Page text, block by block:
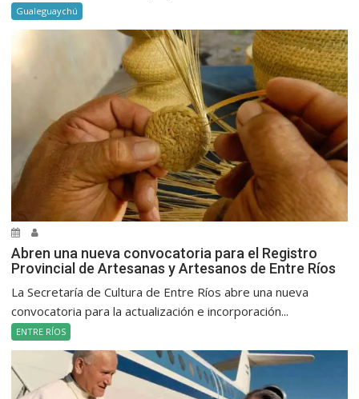
Gualeguaychú
Abren una nueva convocatoria para el Registro
Provincial de Artesanas y Artesanos de Entre Ríos
La Secretaría de Cultura de Entre Ríos abre una nueva
convocatoria para la actualización e incorporación...
ENTRE RÍOS